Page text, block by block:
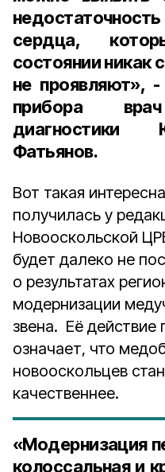
сердца,
состоянии никак
не проявляют»,
прибора
диагностики
Фатьянов.
Вот такая
получилась у
Новооскольской
будет далеко не
о результатах
модернизации
звена. Её действие
означает, что
новооскольцев
качественнее.
«Модернизация
колоссальная и